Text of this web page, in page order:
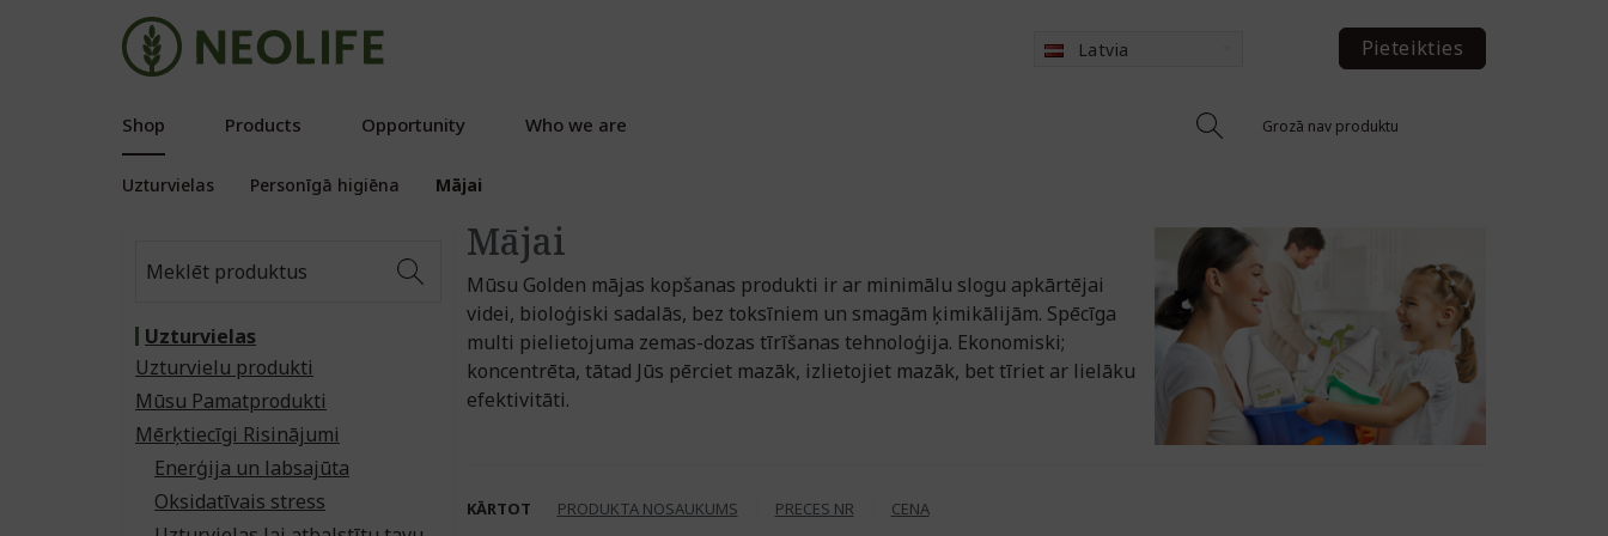
Latvia Pieteikties
Grozā nav produktu
Shop Products Opportunity Who we are
Uzturvielas Personīgā higiēna Mājai
Uzturvielas
Uzturvielu produkti
Mūsu Pamatprodukti
Mērķtiecīgi Risinājumi
Enerģija un labsajūta
Oksidatīvais stress
Mājai
Mūsu Golden mājas kopšanas produkti ir ar minimālu slogu apkārtējai
videi, bioloģiski sadalās, bez toksīniem un smagām ķimikālijām. Spēcīga
multi pielietojuma zemas-dozas tīrīšanas tehnoloģija. Ekonomiski;
koncentrēta, tātad Jūs pērciet mazāk, izlietojiet mazāk, bet tīriet ar lielāku
efektivitāti.
KĀRTOT PRODUKTA NOSAUKUMS PRECES NR CENA